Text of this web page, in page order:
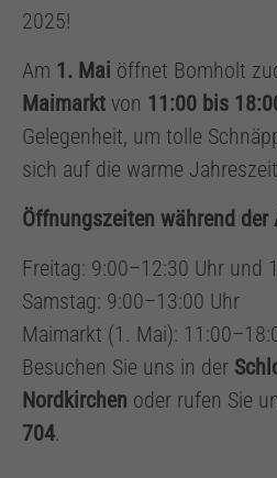
info@yourdomain.com
About us
adipiscing elit.
Aenean commodo ligula
massa. Cum sociis
magnis dis parturient
ridiculus mus. Donec
nec.
2025!
Am 1. Mai öffnet Bomholt
Maimarkt von 11:00 bis
Gelegenheit, um tolle
sich auf die warme
Öffnungszeiten während
Freitag: 9:00–12:30 Uhr und
Samstag: 9:00–13:00 Uhr
Maimarkt (1. Mai):
Besuchen Sie uns in der
Nordkirchen oder rufen Sie
704.